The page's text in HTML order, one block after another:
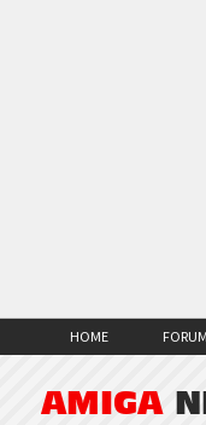
HOME FORUM
AMIGA